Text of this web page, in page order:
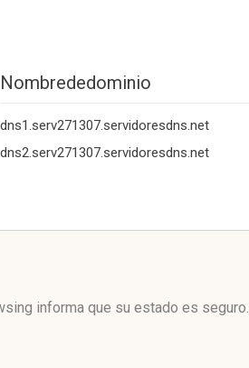
Nombrededominio
dns1.serv271307.servidoresdns.net
dns2.serv271307.servidoresdns.net
informa que su estado es seguro.